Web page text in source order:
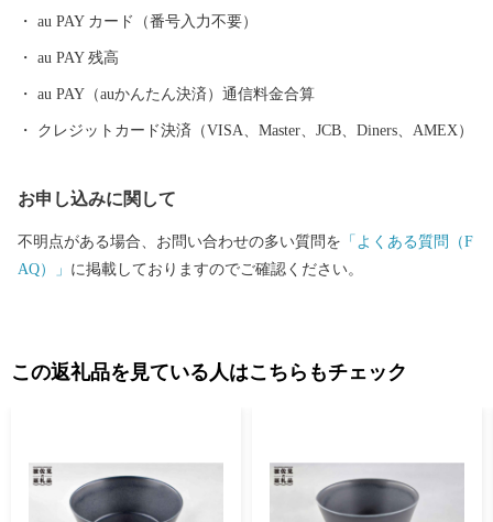
あった磁器を広く普及させるとともに、食文化にも大きな影響を
彩るおしゃれで機能的な日用和食器の一大産地として、全国的に
も高いシェアを誇っています。（すでに皆さまの食卓にも、波佐
見で作られたやきものがあるかも！？）窯元、棚田、温泉など、
au PAY カード（番号入力不要）
au PAY 残高
au PAY（auかんたん決済）通信料金合算
クレジットカード決済（VISA、Master、JCB、Diners、AMEX）
お申し込みに関して
不明点がある場合、お問い合わせの多い質問を 「よくある質問（F
AQ）」 に掲載しておりますのでご確認ください。
この返礼品を見ている人はこちらもチェック